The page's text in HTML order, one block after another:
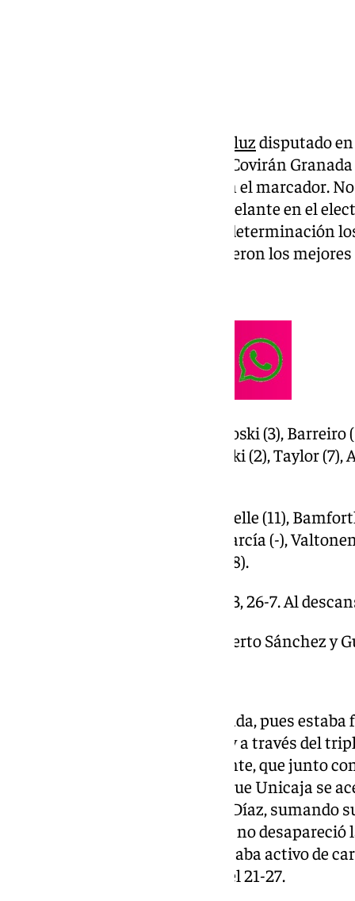
Unicaja se lleva el derbi andaluzdisputado
(95-78). No lo tuvo fácil, pues el Covirán
momento y llevó la iniciativa en el marcador.
cuando el Unicaja se puso por delante en el
reseñable (15 puntos) jugó con determinación
Killian Tillie y Kendrick Perry fueron los
Unicaja (95): Ejim (-), Kalinoski (3), Barreiro
Osetkowski (16), Balcerowski (2), Taylor
Covirán Granada (78): Rouselle (11),
Rubén Guerrero (5); Sergi García (-),
Wiley (-), Medal (-), Ndiaye (8).
Parciales: 21-27, 22-21, 26-23, 26-7. Al
Árbitros: Carlos Cortés, Alberto Sánchez y
Empezó mejor el Covirán Granada, pues
tuvieron la muñeca engrasada y a través del
nivel de acierto el cuadro visitante, que junto
de los malagueños se propició que Unicaja se
ese momento apareció Alberto Díaz,
Copa del Rey. Lo paró Ibon, pero no
acierto granadino. Tillie, que estaba activo de
triple que puso en el marcador el 21-27.